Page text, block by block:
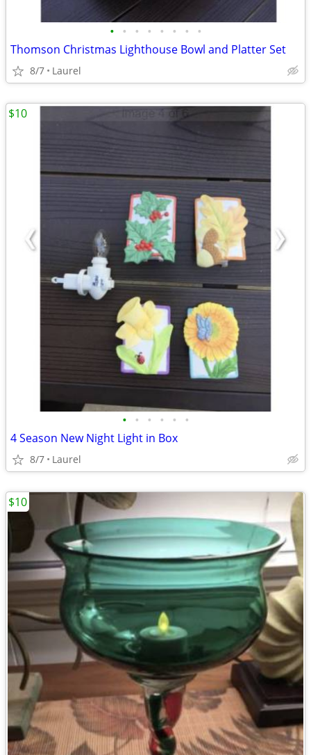
• • • • • • • •
Thomson Christmas Lighthouse Bowl and Platter Set
8/7 Laurel
• • • • • •
4 Season New Night Light in Box
8/7 Laurel
$10
$10